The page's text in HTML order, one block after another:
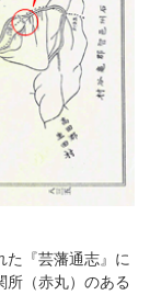
た『芸藩通志』に
所（赤丸）のある